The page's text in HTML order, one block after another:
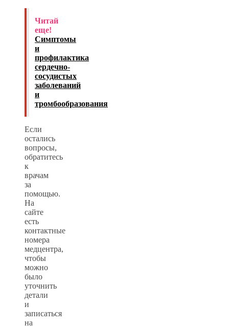
Читай
еще!
Симптомы
и
профилактика
сердечно-
сосудистых
заболеваний
и
тромбообразования
Если
остались
вопросы,
обратитесь
к
врачам
за
помощью.
На
сайте
есть
контактные
номера
медцентра,
чтобы
можно
было
уточнить
детали
и
записаться
на